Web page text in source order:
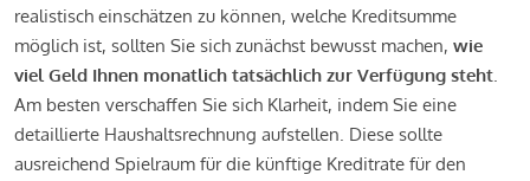
realistisch einschätzen zu können, welche Kreditsumme
möglich ist, sollten Sie sich zunächst bewusst machen, wie
viel Geld Ihnen monatlich tatsächlich zur Verfügung steht.
Am besten verschaffen Sie sich Klarheit, indem Sie eine
detaillierte Haushaltsrechnung aufstellen. Diese sollte
ausreichend Spielraum für die künftige Kreditrate für den